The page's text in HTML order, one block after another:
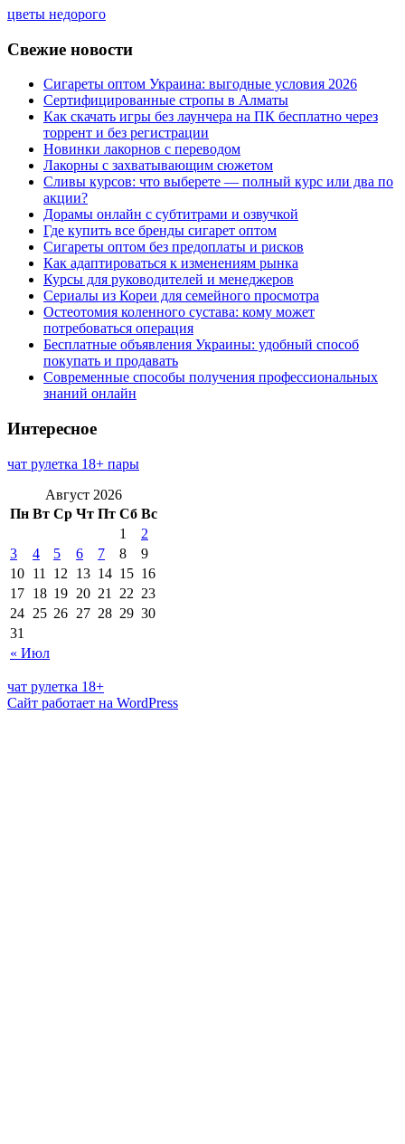
цветы недорого
Свежие новости
Сигареты оптом Украина: выгодные условия 2026
Сертифицированные стропы в Алматы
Как скачать игры без лаунчера на ПК бесплатно через
торрент и без регистрации
Новинки лакорнов с переводом
Лакорны с захватывающим сюжетом
Сливы курсов: что выберете — полный курс или два по
акции?
Дорамы онлайн с субтитрами и озвучкой
Где купить все бренды сигарет оптом
Сигареты оптом без предоплаты и рисков
Как адаптироваться к изменениям рынка
Курсы для руководителей и менеджеров
Сериалы из Кореи для семейного просмотра
Остеотомия коленного сустава: кому может
потребоваться операция
Бесплатные объявления Украины: удобный способ
покупать и продавать
Современные способы получения профессиональных
знаний онлайн
Интересное
чат рулетка 18+ пары
Август 2026
Пн Вт Ср Чт Пт Сб Вс
« Июл
1
2
3
4 5 6 7 8
9
10 11 12 13 14 15 16
17 18 19 20 21 22 23
24 25 26 27 28 29 30
31
чат рулетка 18+
Сайт работает на WordPress